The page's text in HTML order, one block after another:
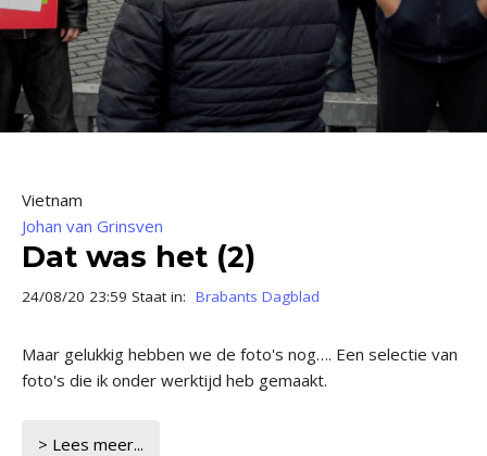
Vietnam
Johan van Grinsven
Dat was het (2)
24/08/20 23:59 Staat in: Brabants Dagblad
Maar gelukkig hebben we de foto's nog…. Een selectie van
foto's die ik onder werktijd heb gemaakt.
> Lees meer...